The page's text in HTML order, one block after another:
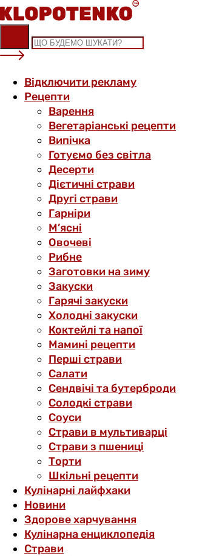
Skip
to
content
Відключити рекламу
Рецепти
Варення
Вегетаріанські рецепти
Випічка
Готуємо без світла
Десерти
Дієтичні страви
Другі страви
Гарніри
М’ясні
Овочеві
Рибне
Заготовки на зиму
Закуски
Гарячі закуски
Холодні закуски
Коктейлі та напої
Мамині рецепти
Перші страви
Салати
Сендвічі та бутерброди
Солодкі страви
Соуси
Страви в мультиварці
Страви з пшениці
Торти
Шкільні рецепти
Кулінарні лайфхаки
Новини
Здорове харчування
Кулінарна енциклопедія
Страви